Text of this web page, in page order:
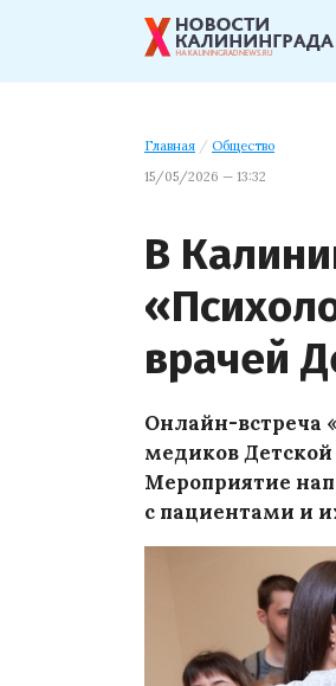
Главная / Общество
15/05/2026 — 13:32
В
врачей
Онлайн-встреча
медиков
Мероприятие
с пациентами и